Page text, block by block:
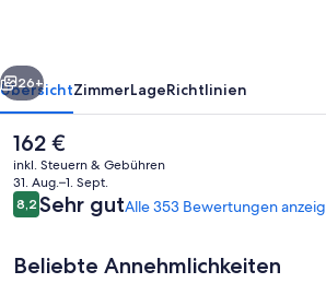
Weiter
26+
ÜbersichtZimmerLageRichtlinien
Der
aktuelle
Preis
beträgt
162 €.
162 €
inkl. Steuern & Gebühren
31. Aug.–1. Sept.
Bewertungen
8,28,2 von 10.
Sehr gutAlle 353 Bewertungen
Beliebte Annehmlichkeiten